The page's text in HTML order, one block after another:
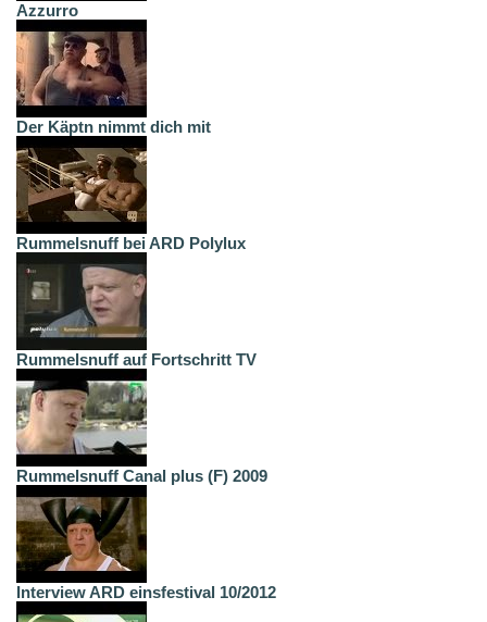
Azzurro
Der Käptn nimmt dich mit
Rummelsnuff bei ARD Polylux
Rummelsnuff auf Fortschritt TV
Rummelsnuff Canal plus (F) 2009
Interview ARD einsfestival 10/2012